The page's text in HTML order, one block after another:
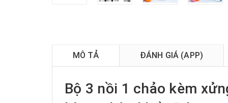
MÔ TẢ ĐÁNH GIÁ (APP)
Bộ 3 nồi 1 chảo kèm